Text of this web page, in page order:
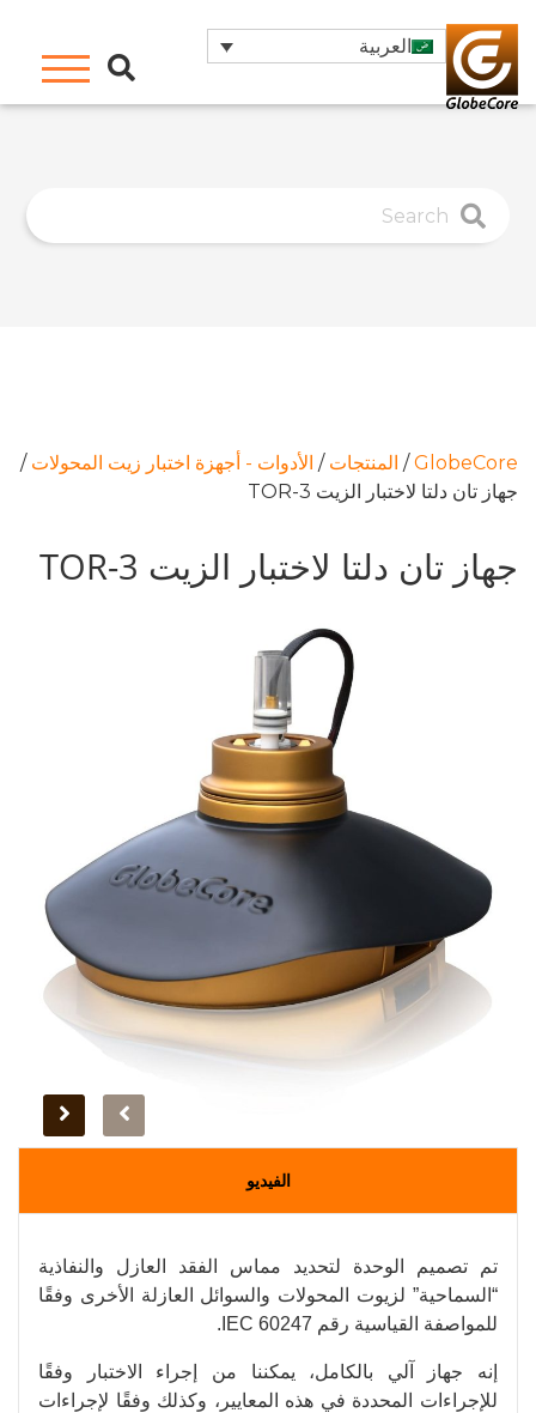
العربية
GlobeCore
/ المنتجات / الأدوات - أجهزة اختبار زيت المحولات /
جهاز تان دلتا لاختبار الزيت TOR-3
جهاز تان دلتا لاختبار الزيت TOR-3
الفيديو
تم تصميم الوحدة لتحديد مماس الفقد العازل والنفاذية
“السماحية” لزيوت المحولات والسوائل العازلة الأخرى وفقًا
للمواصفة القياسية رقم IEC 60247.
إنه جهاز آلي بالكامل، يمكننا من إجراء الاختبار وفقًا
للإجراءات المحددة في هذه المعايير، وكذلك وفقًا لإجراءات